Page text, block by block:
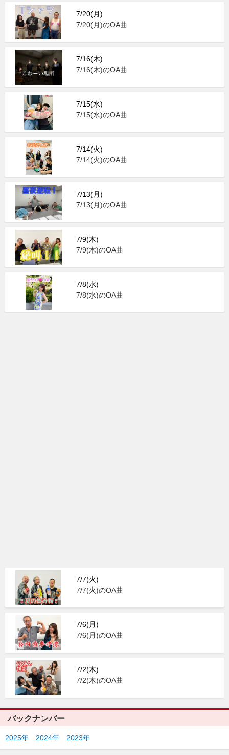
7/20(月)
7/20(月)のOA曲
7/16(木)
7/16(木)のOA曲
7/15(水)
7/15(水)のOA曲
7/14(火)
7/14(火)のOA曲
7/13(月)
7/13(月)のOA曲
7/9(木)
7/9(木)のOA曲
7/8(水)
7/8(水)のOA曲
7/7(火)
7/7(火)のOA曲
7/6(月)
7/6(月)のOA曲
7/2(木)
7/2(木)のOA曲
バックナンバー
2025年 2024年 2023年